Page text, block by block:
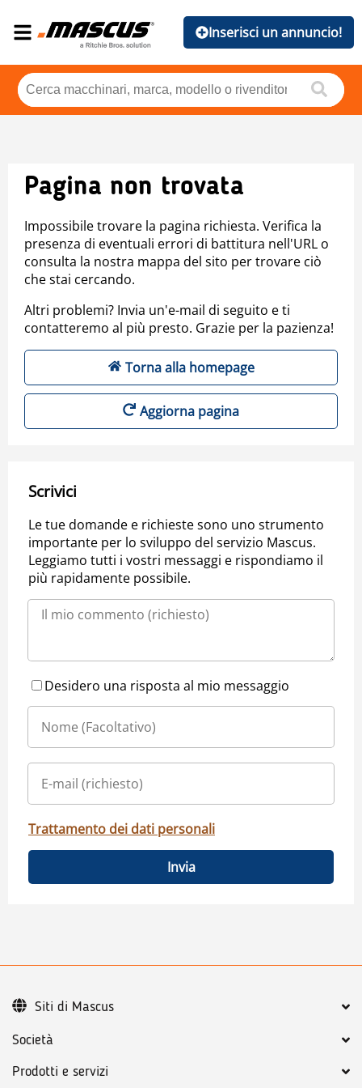
Inserisci un annuncio!
Pagina non trovata
Impossibile trovare la pagina richiesta. Verifica la
presenza di eventuali errori di battitura nell'URL o
consulta la nostra mappa del sito per trovare ciò
che stai cercando.
Altri problemi? Invia un'e-mail di seguito e ti
contatteremo al più presto. Grazie per la pazienza!
Torna alla homepage
Aggiorna pagina
Scrivici
Le tue domande e richieste sono uno strumento
importante per lo sviluppo del servizio Mascus.
Leggiamo tutti i vostri messaggi e rispondiamo il
più rapidamente possibile.
Desidero una risposta al mio messaggio
Trattamento dei dati personali
Invia
Società
Prodotti e servizi
Siti di Mascus